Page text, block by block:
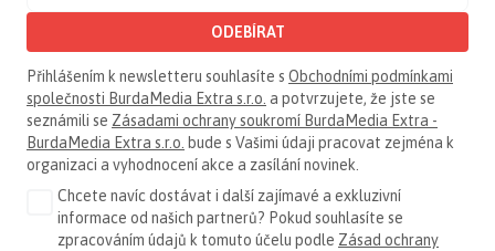
ODEBÍRAT
Přihlášením k newsletteru souhlasíte s Obchodními podmínkami
společnosti BurdaMedia Extra s.r.o. a potvrzujete, že jste se
seznámili se Zásadami ochrany soukromí BurdaMedia Extra -
BurdaMedia Extra s.r.o. bude s Vašimi údaji pracovat zejména k
organizaci a vyhodnocení akce a zasílání novinek.
Chcete navíc dostávat i další zajímavé a exkluzivní
informace od našich partnerů? Pokud souhlasíte se
zpracováním údajů k tomuto účelu podle Zásad ochrany